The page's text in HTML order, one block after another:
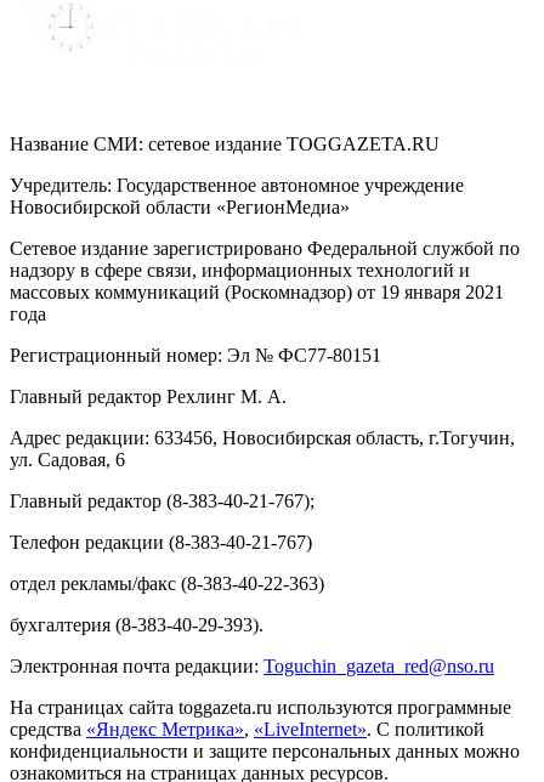
Название СМИ: cетевое издание TOGGAZETA.RU
Учредитель: Государственное автономное учреждение
Новосибирской области «РегионМедиа»
Сетевое издание зарегистрировано Федеральной службой по
надзору в сфере связи, информационных технологий и
массовых коммуникаций (Роскомнадзор) от 19 января 2021
года
Регистрационный номер: Эл № ФС77-80151
Главный редактор Рехлинг М. А.
Адрес редакции: 633456, Новосибирская область, г.Тогучин,
ул. Садовая, 6
Главный редактор (8-383-40-21-767);
Телефон редакции (8-383-40-21-767)
отдел рекламы/факс (8-383-40-22-363)
бухгалтерия (8-383-40-29-393).
Электронная почта редакции: Toguchin gazeta red@nso.ru
На страницах сайта toggazeta.ru используются программные
средства «Яндекс Метрика», «LiveInternet». С политикой
конфиденциальности и защите персональных данных можно
ознакомиться на страницах данных ресурсов.